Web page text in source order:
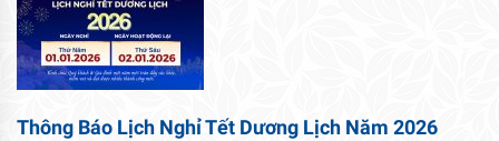
Thông Báo Lịch Nghỉ Tết Dương Lịch Năm 2026